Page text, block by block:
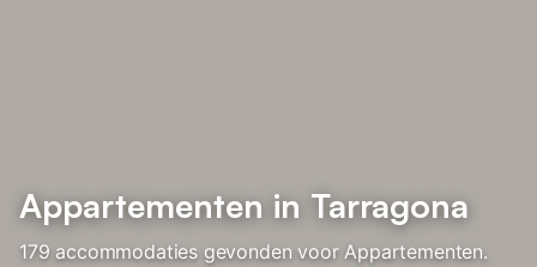
Appartementen in Tarragona
179 accommodaties gevonden voor Appartementen.